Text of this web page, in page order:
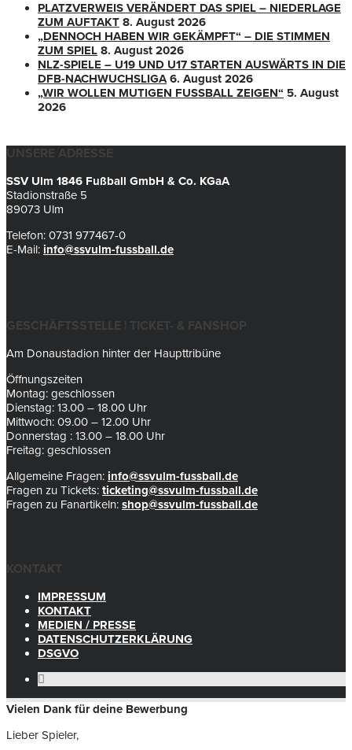
PLATZVERWEIS VERÄNDERT DAS SPIEL – NIEDERLAGE
ZUM AUFTAKT 8. August 2026
„DENNOCH HABEN WIR GEKÄMPFT“ – DIE STIMMEN
ZUM SPIEL 8. August 2026
NLZ-SPIELE – U19 UND U17 STARTEN AUSWÄRTS IN DIE
DFB-NACHWUCHSLIGA 6. August 2026
„WIR WOLLEN MUTIGEN FUSSBALL ZEIGEN“
5. August
2026
UNSERE ADRESSE
SSV Ulm 1846 Fußball GmbH & Co. KGaA
Stadionstraße 5
89073 Ulm
Telefon: 0731 977467-0
E-Mail: info@ssvulm-fussball.de
GESCHÄFTSSTELLE | TICKET- & FANSHOP
Am Donaustadion hinter der Haupttribüne
Öffnungszeiten
Montag: geschlossen
Dienstag: 13.00 – 18.00 Uhr
Mittwoch: 09.00 – 12.00 Uhr
Donnerstag : 13.00 – 18.00 Uhr
Freitag: geschlossen
Allgemeine Fragen: info@ssvulm-fussball.de
Fragen zu Tickets: ticketing@ssvulm-fussball.de
Fragen zu Fanartikeln: shop@ssvulm-fussball.de
KONTAKT
IMPRESSUM
KONTAKT
MEDIEN / PRESSE
DATENSCHUTZERKLÄRUNG
DSGVO
Vielen Dank für deine Bewerbung
Lieber Spieler,